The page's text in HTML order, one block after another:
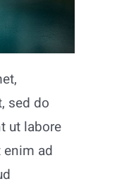
sed do
ut labore
enim ad